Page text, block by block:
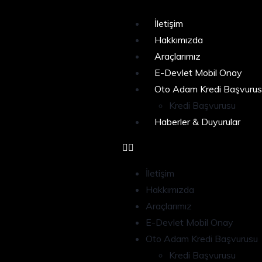
İletişim
Hakkımızda
Araçlarımız
E-Devlet Mobil Onay
Oto Adam Kredi
Kredi Başvurusu
Haberler & Duyurular
İletişim
Hakkımızda
Araçlarımız
E-Devlet Mobil Onay
Oto Adam Kredi Başvurusu
Kredi Başvurusu